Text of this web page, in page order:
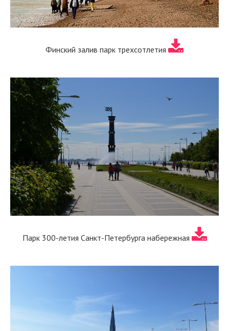
Финский залив парк трехсотлетия
Парк 300-летия Санкт-Петербурга набережная